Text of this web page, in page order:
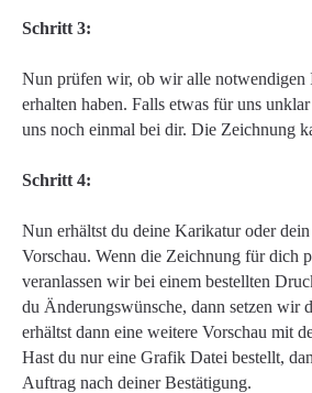
Schritt 3:
Nun prüfen wir, ob wir alle notwendigen
erhalten haben. Falls etwas für uns
uns noch einmal bei dir. Die Zeichnung
Schritt 4:
Nun erhältst du deine Karikatur oder
Vorschau. Wenn die Zeichnung für dich
veranlassen wir bei einem bestellten
du Änderungswünsche, dann setzen wir
erhältst dann eine weitere Vorschau mit
Hast du nur eine Grafik Datei bestellt,
Auftrag nach deiner Bestätigung.